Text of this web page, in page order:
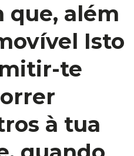
que, além
Isto
te
à tua